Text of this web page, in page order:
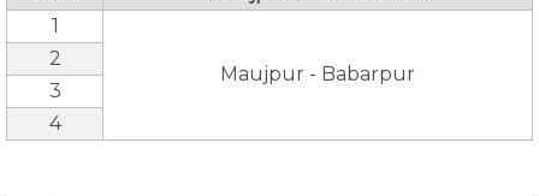
1
Maujpur - Babarpur
2
3
4